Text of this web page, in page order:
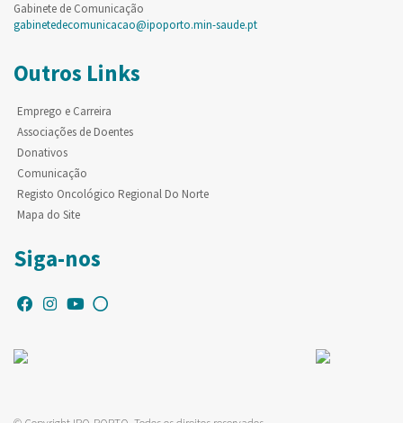
Gabinete de Comunicação
gabinetedecomunicacao@ipoporto.min-saude.pt
Outros Links
Emprego e Carreira
Associações de Doentes
Donativos
Comunicação
Registo Oncológico Regional Do Norte
Mapa do Site
Siga-nos